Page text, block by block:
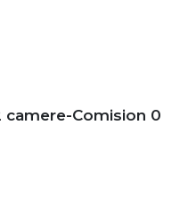
camere-Comision 0